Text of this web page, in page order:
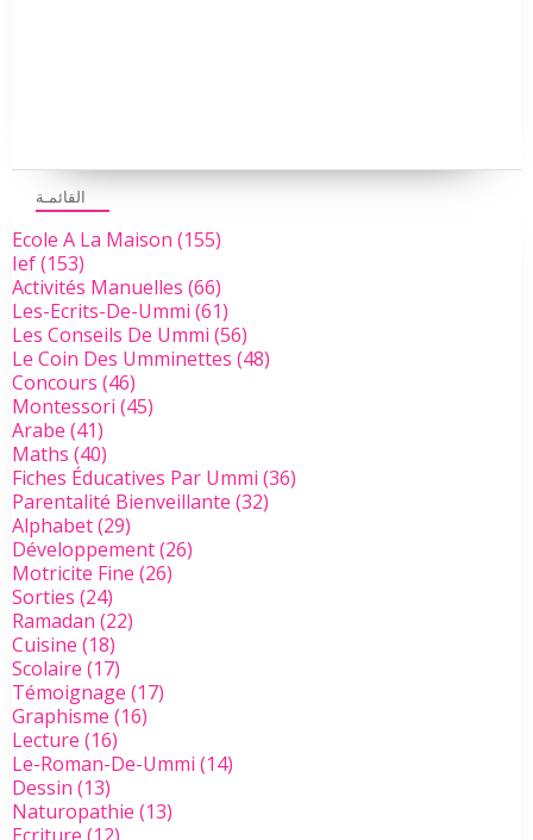
القائمـة
Ecole A La Maison (155)
Ief(153)
Activités Manuelles (66)
Les-Ecrits-De-Ummi (61)
Les Conseils De Ummi (56)
Le Coin Des Umminettes (48)
Concours (46)
Montessori (45)
Arabe (41)
Maths (40)
Fiches Éducatives Par Ummi (36)
Parentalité Bienveillante (32)
Alphabet(29)
Développement(26)
Motricite Fine (26)
Sorties (24)
Ramadan (22)
Cuisine (18)
Scolaire (17)
Témoignage (17)
Graphisme (16)
Lecture (16)
Le-Roman-De-Ummi (14)
Dessin (13)
Naturopathie (13)